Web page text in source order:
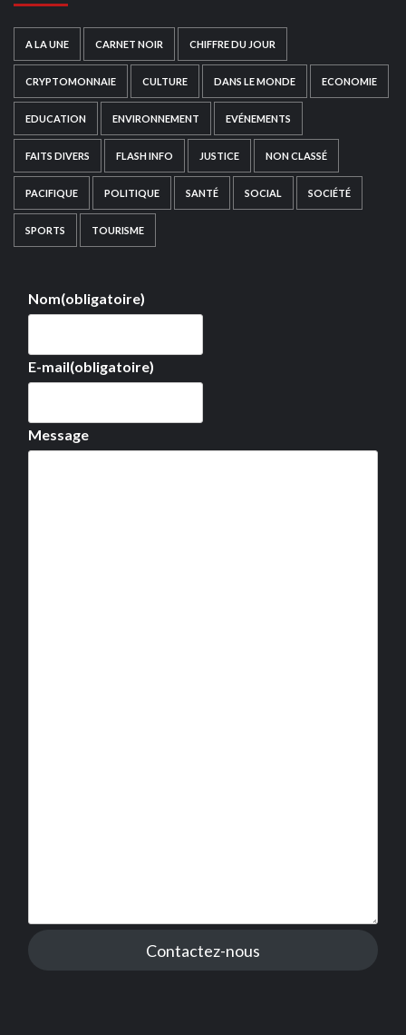
A LA UNE CARNET NOIR CHIFFRE DU JOUR
CRYPTOMONNAIE CULTURE DANS LE MONDE ECONOMIE
EDUCATION ENVIRONNEMENT EVÉNEMENTS
FAITS DIVERS FLASH INFO JUSTICE NON CLASSÉ
PACIFIQUE POLITIQUE SANTÉ SOCIAL SOCIÉTÉ
SPORTS TOURISME
Nom(obligatoire)
E-mail(obligatoire)
Message
Contactez-nous